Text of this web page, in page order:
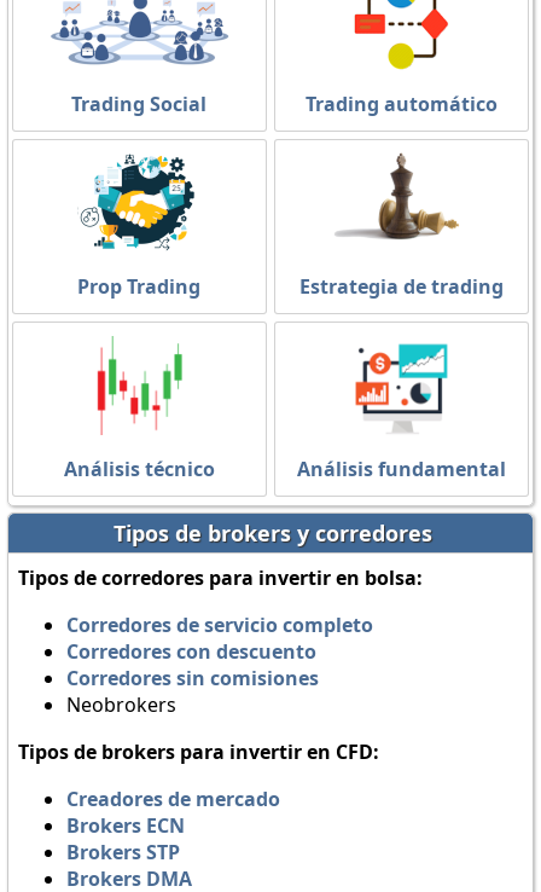
Trading Social Trading automático
Prop Trading Estrategia de trading
Análisis técnico Análisis fundamental
Tipos de brokers y corredores
Tipos de corredores para invertir en bolsa:
Corredores de servicio completo
Corredores con descuento
Corredores sin comisiones
Neobrokers
Tipos de brokers para invertir en CFD:
Creadores de mercado
Brokers ECN
Brokers STP
Brokers DMA